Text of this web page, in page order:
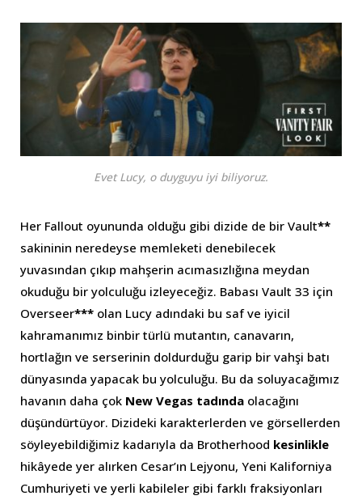
Evet Lucy, o duyguyu iyi biliyoruz.
Her Fallout oyununda olduğu gibi dizide de bir Vault**
sakininin neredeyse memleketi denebilecek
yuvasından çıkıp mahşerin acımasızlığına meydan
okuduğu bir yolculuğu izleyeceğiz. Babası Vault 33 için
Overseer*** olan Lucy adındaki bu saf ve iyicil
kahramanımız binbir türlü mutantın, canavarın,
hortlağın ve serserinin doldurduğu garip bir vahşi batı
dünyasında yapacak bu yolculuğu. Bu da soluyacağımız
havanın daha çok New Vegas tadında olacağını
düşündürtüyor. Dizideki karakterlerden ve görsellerden
söyleyebildiğimiz kadarıyla da Brotherhood kesinlikle
hikâyede yer alırken Cesar’ın Lejyonu, Yeni Kaliforniya
Cumhuriyeti ve yerli kabileler gibi farklı fraksiyonları